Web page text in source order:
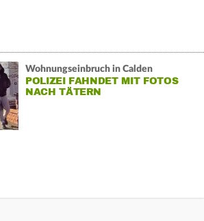
Wohnungseinbruch in Calden
POLIZEI FAHNDET MIT FOTOS
NACH TÄTERN